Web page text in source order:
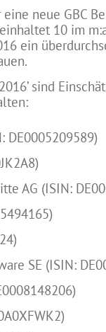
neue GBC
10 im
ein
sind
DE0005209589)
AG (ISIN:
SE (ISIN: